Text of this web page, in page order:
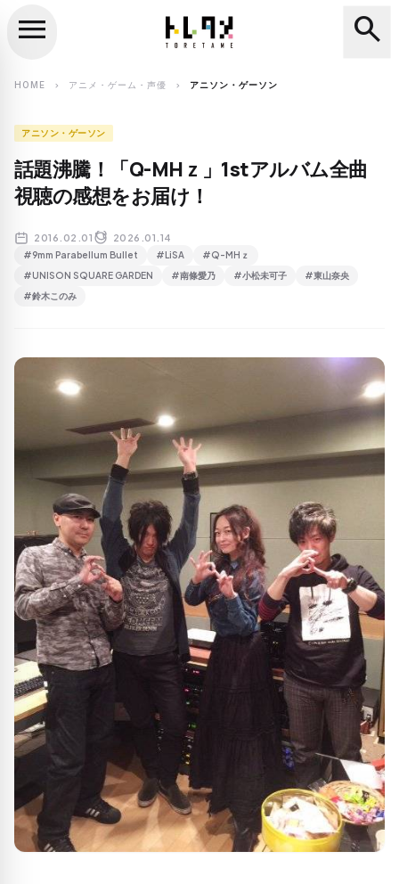
search
menu search
HOME chevron_right アニメ・ゲーム・声優 chevron_right アニソン・ゲーソン
アニソン・ゲーソン
話題沸騰！「Q-MHｚ」1stアルバム全曲
視聴の感想をお届け！
2016.02.01 2026.01.14
#9mm Parabellum Bullet #LiSA
#Q-MHｚ
#UNISON SQUARE GARDEN
#南條愛乃 #小松未可子
#東山奈央
#鈴木このみ